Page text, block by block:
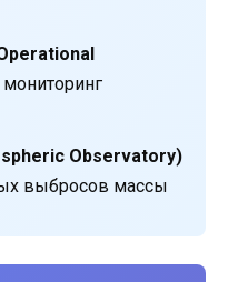
Observatory)
выбросов массы